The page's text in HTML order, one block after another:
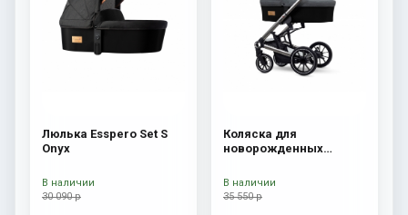
Люлька Esspero Set S
Onyx
30 090 р
В наличии
Коляска для
новорожденных
35 550 р
В наличии